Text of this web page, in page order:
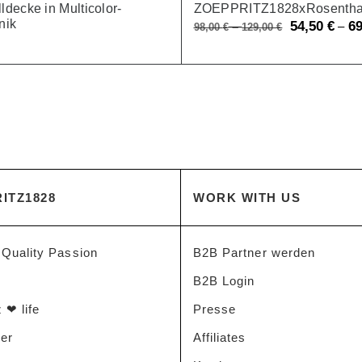
in Multicolor-
ZOEPPRITZ1828xRosenthal
98,00€–129,00€
Original
was:
54,50 €–
Passion
❤ life
WORK WITH US
B2B Partner werden
B2B Login
Presse
Affiliates